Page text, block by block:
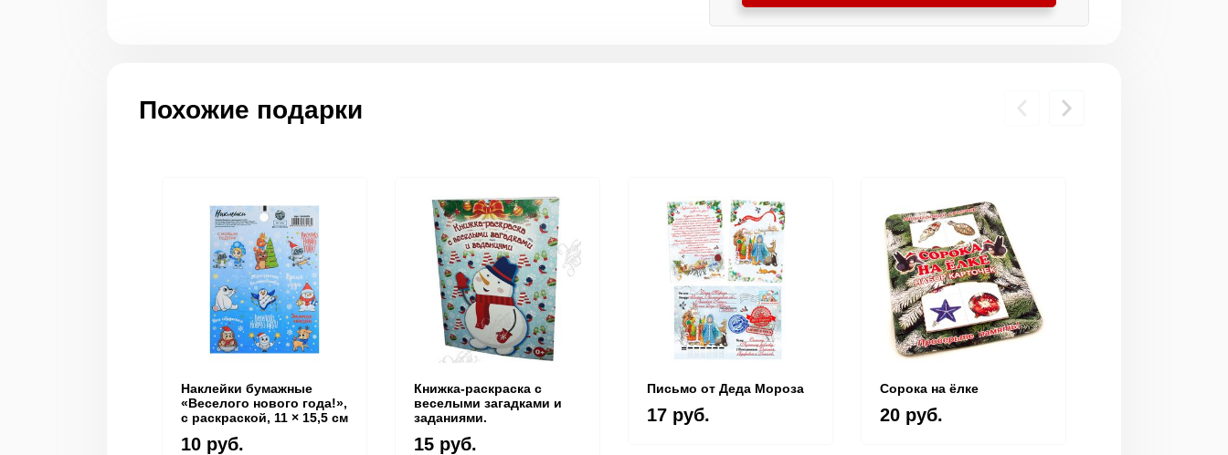
Похожие подарки
Наклейки бумажные
«Веселого нового года!»,
c раскраской, 11 × 15,5 см
10 руб.
Книжка-раскраска с
веселыми загадками и
заданиями.
15 руб.
Письмо от Деда Мороза
17 руб.
Сорока на ёлке
20 руб.